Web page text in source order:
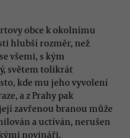
obce k okolnímu
hlubší rozměr, než
všemi, s kým
světem tolikrát
kde mu jeho vyvolení
a z Prahy pak
zavřenou branou může
a uctíván, nerušen
novináři,